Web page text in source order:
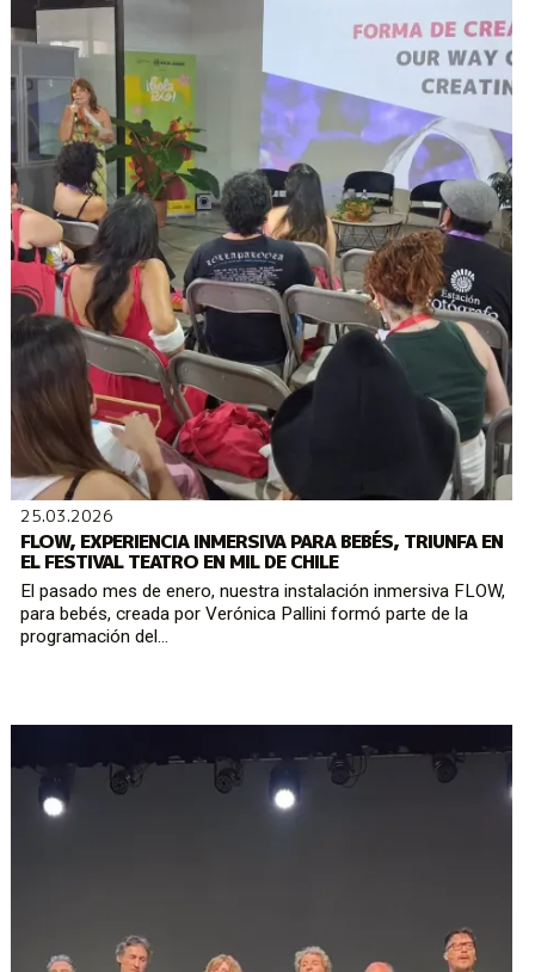
25.03.2026
FLOW, EXPERIENCIA INMERSIVA PARA BEBÉS, TRIUNFA EN
EL FESTIVAL TEATRO EN MIL DE CHILE
El pasado mes de enero, nuestra instalación inmersiva FLOW,
para bebés, creada por Verónica Pallini formó parte de la
programación del...